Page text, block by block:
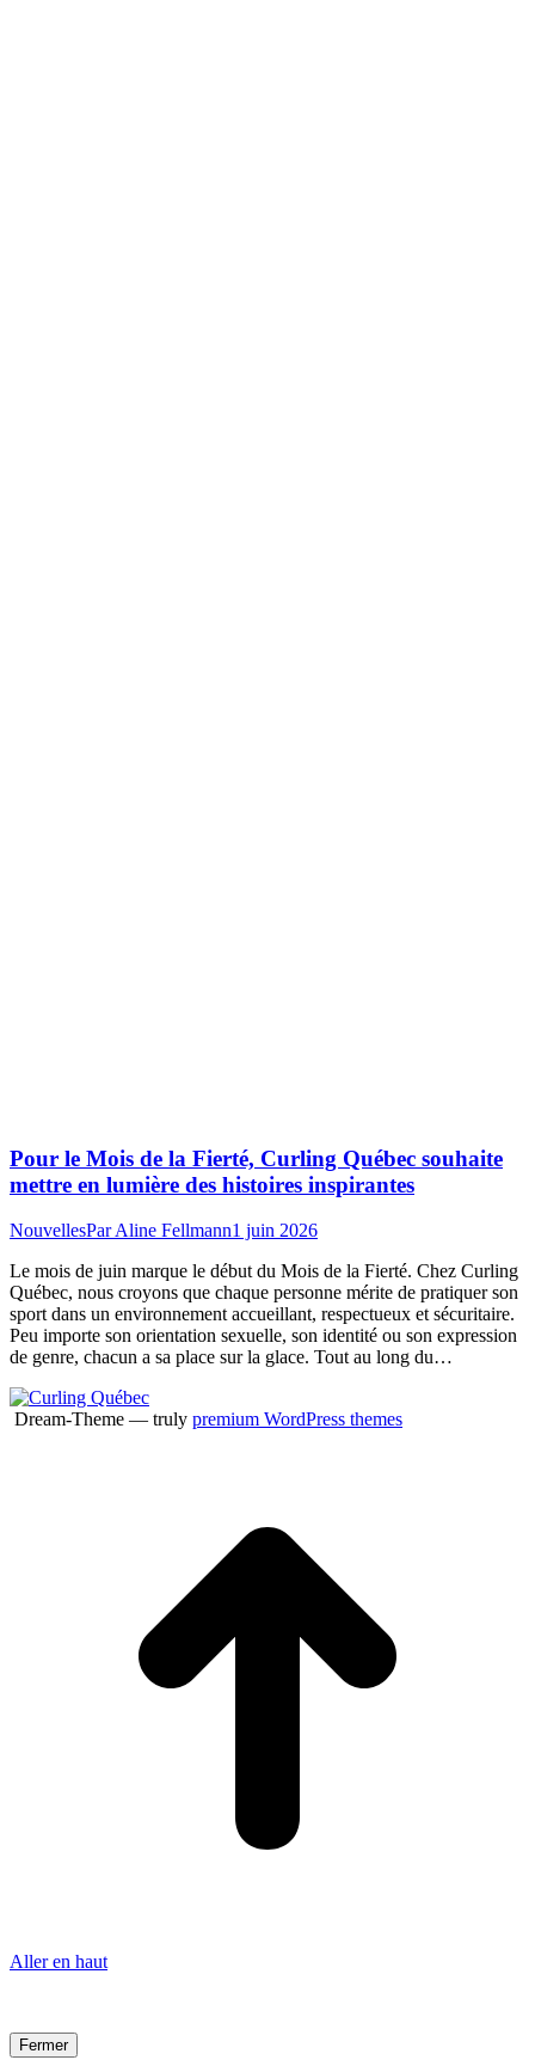
Pour le Mois de la Fierté, Curling Québec souhaite
mettre en lumière des histoires inspirantes
NouvellesParAline Fellmann1 juin 2026
Le mois de juin marque le début du Mois de la Fierté. Chez Curling
Québec, nous croyons que chaque personne mérite de pratiquer son
sport dans un environnement accueillant, respectueux et sécuritaire.
Peu importe son orientation sexuelle, son identité ou son expression
de genre, chacun a sa place sur la glace. Tout au long du…
Dream-Theme — truly premium WordPress themes
Aller en haut
Fermer